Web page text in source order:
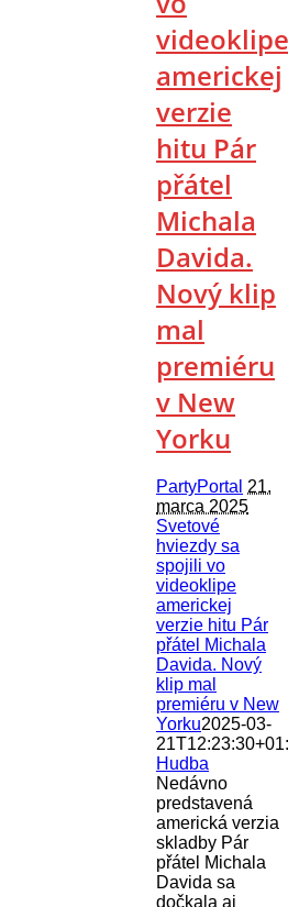
videoklipe
americkej
verzie
hitu Pár
přátel
Michala
Davida.
Nový klip
mal
premiéru
v New
Yorku
PartyPortal 21.
marca 2025
Svetové
hviezdy sa
spojili vo
videoklipe
americkej
verzie hitu Pár
přátel Michala
Davida. Nový
klip mal
premiéru v New
Yorku2025-03-
Hudba
Nedávno
predstavená
americká verzia
skladby Pár
přátel Michala
Davida sa
dočkala aj